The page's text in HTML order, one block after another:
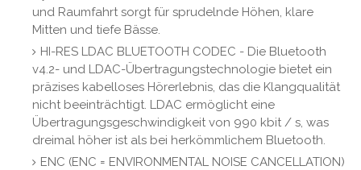
und Raumfahrt sorgt für sprudelnde Höhen, klare
Mitten und tiefe Bässe.
HI-RES LDAC BLUETOOTH CODEC - Die Bluetooth
v4.2- und LDAC-Übertragungstechnologie bietet ein
präzises kabelloses Hörerlebnis, das die Klangqualität
nicht beeinträchtigt. LDAC ermöglicht eine
Übertragungsgeschwindigkeit von 990 kbit / s, was
dreimal höher ist als bei herkömmlichem Bluetooth.
ENC (ENC = ENVIRONMENTAL NOISE CANCELLATION)